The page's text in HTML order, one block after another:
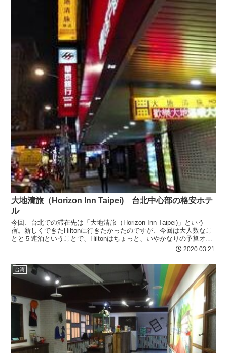
大地清旅（Horizon Inn Taipei) 台北中心部の格安ホテ
ル
今回、台北での滞在先は「大地清旅（Horizon Inn Taipei)」という
宿。新しくできたHiltonに行きたかったのですが、今回は大人数なこ
とと５連泊ということで、Hiltonはちょっと、いやかなりの予算オー
バー。それに、とにかく台北は出歩く時間が多いので、とりあえず快
たのでした。そこでチョイスしたこの「大地清旅」（ホライゾンイ
ン タイペイ）
2020.03.21
台湾